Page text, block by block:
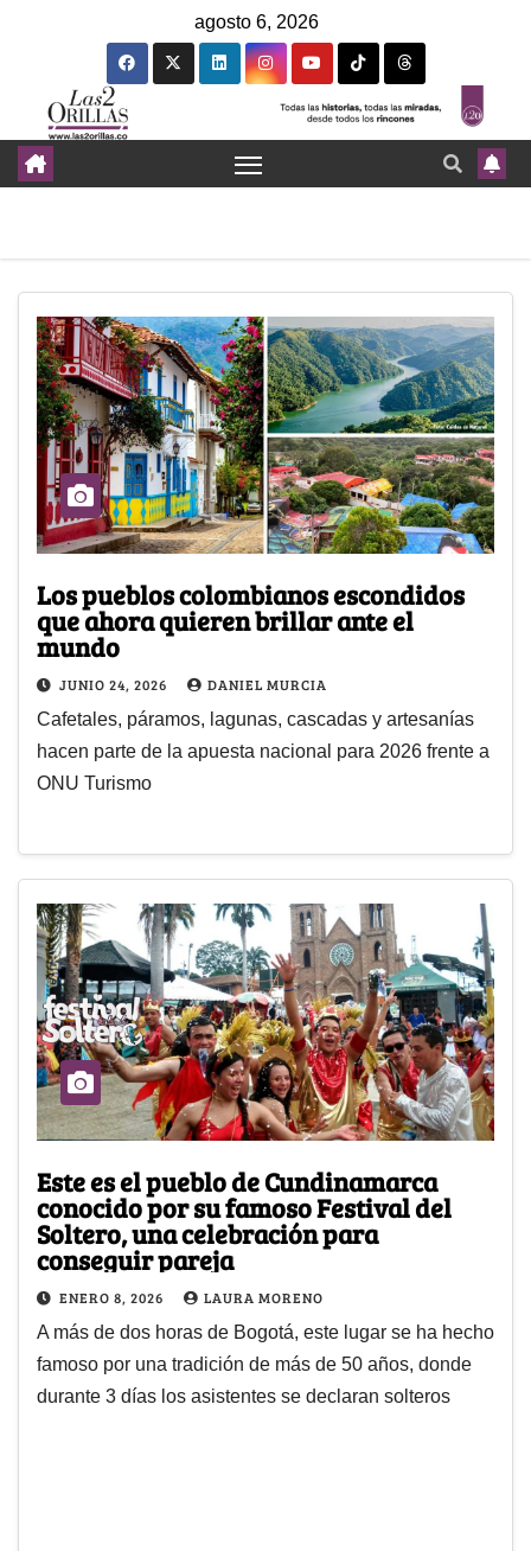
agosto 6, 2026
Los pueblos colombianos escondidos
que ahora quieren brillar ante el
mundo
JUNIO 24, 2026 DANIEL MURCIA
Cafetales, páramos, lagunas, cascadas y artesanías
hacen parte de la apuesta nacional para 2026 frente a
ONU Turismo
Este es el pueblo de Cundinamarca
conocido por su famoso Festival del
Soltero, una celebración para
conseguir pareja
ENERO 8, 2026 LAURA MORENO
A más de dos horas de Bogotá, este lugar se ha hecho
famoso por una tradición de más de 50 años, donde
durante 3 días los asistentes se declaran solteros